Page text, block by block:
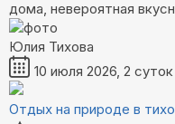
дома, невероятная
Юлия Тихова
10 июля 2026, 2 суток
Отдых на природе в